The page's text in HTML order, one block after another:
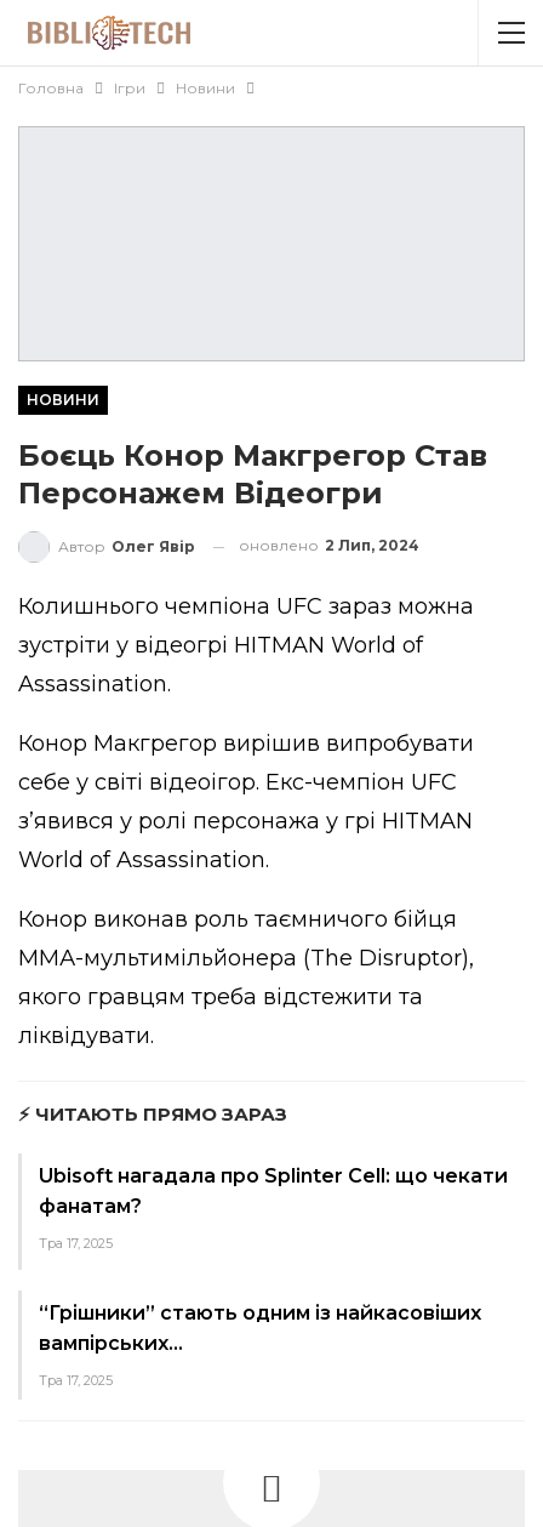
Головна Ігри Новини
НОВИНИ
Боєць Конор Макгрегор Став
Персонажем Відеогри
Автор Олег Явір оновлено 2 Лип, 2024
Колишнього чемпіона UFC зараз можна
зустріти у відеогрі HITMAN World of
Assassination.
Конор Макгрегор вирішив випробувати
себе у світі відеоігор. Екс-чемпіон UFC
з’явився у ролі персонажа у грі HITMAN
World of Assassination.
Конор виконав роль таємничого бійця
ММА-мультимільйонера (The Disruptor),
якого гравцям треба відстежити та
ліквідувати.
⚡ ЧИТАЮТЬ ПРЯМО ЗАРАЗ
Ubisoft нагадала про Splinter Cell: що чекати
фанатам?
Тра 17, 2025
“Грішники” стають одним із найкасовіших
вампірських…
Тра 17, 2025